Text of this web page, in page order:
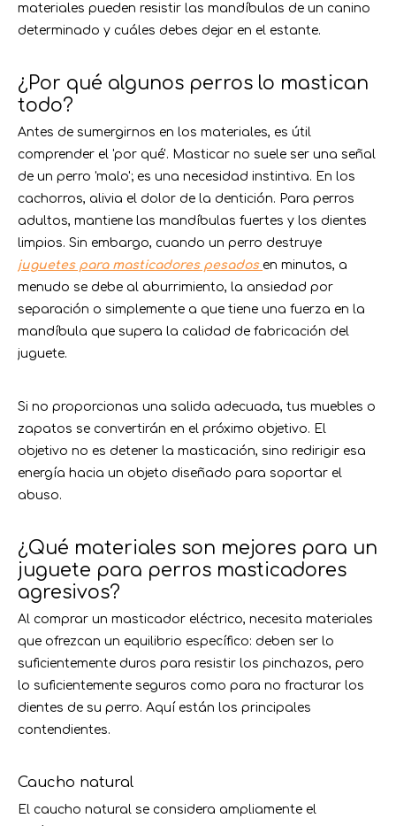
materiales pueden resistir las mandíbulas de un canino
determinado y cuáles debes dejar en el estante.
¿Por qué algunos perros lo mastican
todo?
Antes de sumergirnos en los materiales, es útil
comprender el 'por qué'. Masticar no suele ser una señal
de un perro 'malo'; es una necesidad instintiva. En los
cachorros, alivia el dolor de la dentición. Para perros
adultos, mantiene las mandíbulas fuertes y los dientes
limpios. Sin embargo, cuando un perro destruye
juguetes para masticadores pesados ​​en minutos, a
menudo se debe al aburrimiento, la ansiedad por
separación o simplemente a que tiene una fuerza en la
mandíbula que supera la calidad de fabricación del
juguete.
Si no proporcionas una salida adecuada, tus muebles o
zapatos se convertirán en el próximo objetivo. El
objetivo no es detener la masticación, sino redirigir esa
energía hacia un objeto diseñado para soportar el
abuso.
¿Qué materiales son mejores para un
juguete para perros masticadores
agresivos?
Al comprar un masticador eléctrico, necesita materiales
que ofrezcan un equilibrio específico: deben ser lo
suficientemente duros para resistir los pinchazos, pero
lo suficientemente seguros como para no fracturar los
dientes de su perro. Aquí están los principales
contendientes.
Caucho natural
El caucho natural se considera ampliamente el